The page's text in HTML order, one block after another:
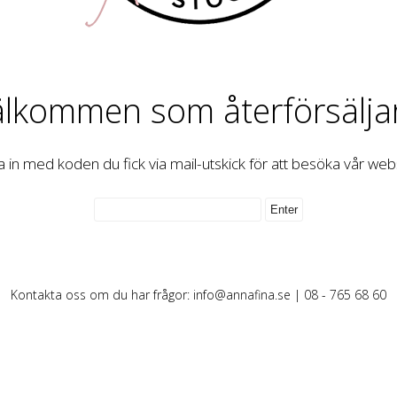
som
in med koden du fick via mail-utskick för att besöka vår
Kontakta oss om du har frågor: info@annafina.se | 08 - 765 68 60